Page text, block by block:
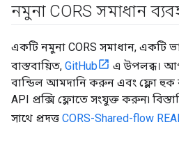
নমুনা CORS সমাধান
একটি নমুনা CORS সমাধান, একটি
বাস্তবায়িত, GitHub
এ উপলব্ধ।
বান্ডিল আমদানি করুন এবং ফ্লো হুক
API প্রক্সি ফ্লোতে সংযুক্ত করুন৷
সাথে প্রদত্ত CORS-Shared-flow